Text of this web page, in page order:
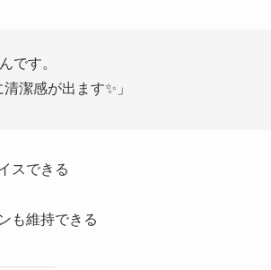
です。
潔感が出ます✨」
スできる
も維持できる